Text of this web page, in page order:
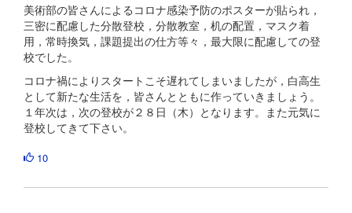
美術部の皆さんによるコロナ感染予防のポスターが貼られ，
三密に配慮した分散登校，分散教室，机の配置，マスク着
用，常時換気，課題提出の仕方等々，最大限に配慮しての登
校でした。
コロナ禍によりスタートこそ遅れてしまいましたが，白高生
として新たな生活を，皆さんとともに作っていきましょう。
１年次は，次の登校が２８日（木）となります。また元気に
登校してきて下さい。
10